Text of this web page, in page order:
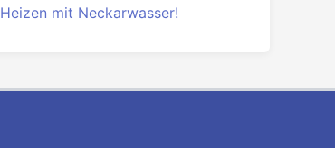
Heizen mit Neckarwasser!